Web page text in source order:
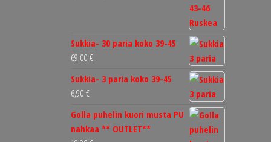
Sukkia- 30 paria koko 39-45
69,00 €
Sukkia- 3 paria koko 39-45
6,90 €
Golla puhelin kuori musta PU
nahkaa ** OUTLET**